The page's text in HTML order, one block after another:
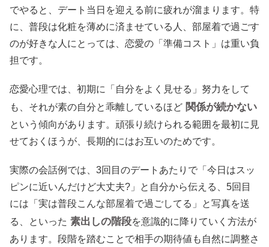
でやると、デート当日を迎える前に疲れが溜まります。特
に、普段は化粧を薄めに済ませている人、部屋着で過ごす
のが好きな人にとっては、恋愛の「準備コスト」は重い負
担です。
恋愛心理では、初期に「自分をよく見せる」努力をして
も、それが素の自分と乖離しているほど 関係が続かない
という傾向があります。頑張り続けられる範囲を最初に見
せておくほうが、長期的にはお互いのためです。
実際の会話例では、3回目のデートあたりで「今日はスッ
ピンに近いんだけど大丈夫?」と自分から伝える、5回目
には「実は普段こんな部屋着で過ごしてる」と写真を送
る、といった 素出しの階段を意識的に降りていく方法が
あります。段階を踏むことで相手の期待値も自然に調整さ